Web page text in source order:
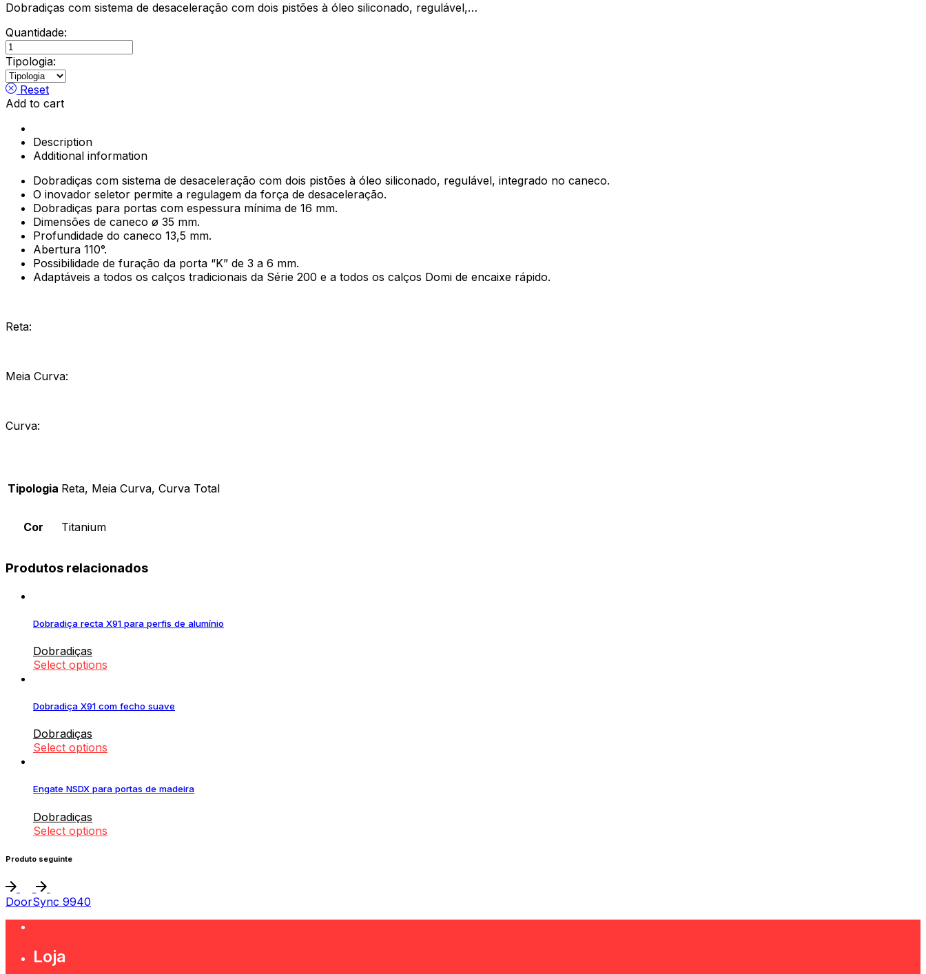
Dobradiças com sistema de desaceleração com dois pistões à óleo siliconado, regulável,…
Quantidade:
Dobradiça
Série
700
Silentia+,
Titanium
Tipologia:
Reset
Add to cart
Description
Additional information
Dobradiças com sistema de desaceleração com dois pistões à óleo siliconado, regulável, integrado no caneco.
O inovador seletor permite a regulagem da força de desaceleração.
Dobradiças para portas com espessura mínima de 16 mm.
Dimensões de caneco ø 35 mm.
Profundidade do caneco 13,5 mm.
Abertura 110°.
Possibilidade de furação da porta “K” de 3 a 6 mm.
Adaptáveis a todos os calços tradicionais da Série 200 e a todos os calços Domi de encaixe rápido.
Reta:
Meia Curva:
Curva:
Tipologia Reta, Meia Curva, Curva Total
Cor Titanium
Produtos relacionados
Dobradiça recta X91 para perfis de alumínio
Dobradiças
Select options
Dobradiça X91 com fecho suave
Dobradiças
Select options
Engate NSDX para portas de madeira
Dobradiças
Select options
Produto seguinte
DoorSync 9940
Loja